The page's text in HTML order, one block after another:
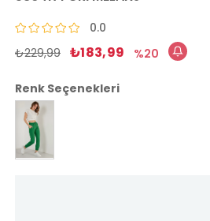
0.0
₺229,99 ₺183,99 20
Renk Seçenekleri